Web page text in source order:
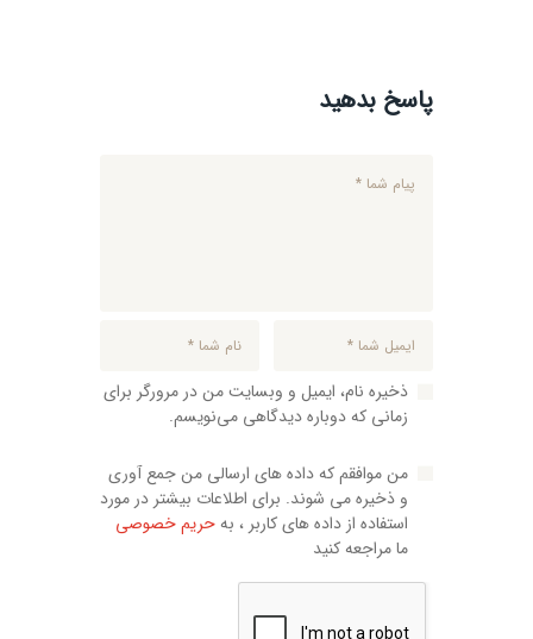
پاسخ بدهید
ذخیره نام، ایمیل و وبسایت من در مرورگر برای
زمانی که دوباره دیدگاهی می‌نویسم.
من موافقم که داده های ارسالی من جمع آوری
و ذخیره می شوند. برای اطلاعات بیشتر در مورد
استفاده از داده های کاربر ، بهحریم خصوصی
ما مراجعه کنید